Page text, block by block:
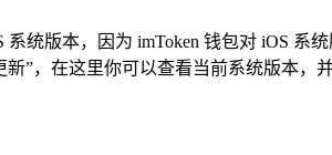
统版本，因为 imToken 钱包对 iOS 系
”，在这里你可以查看当前系统版本